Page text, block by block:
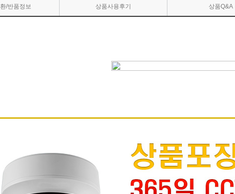
/반품정보 상품사용후기 상품Q&A